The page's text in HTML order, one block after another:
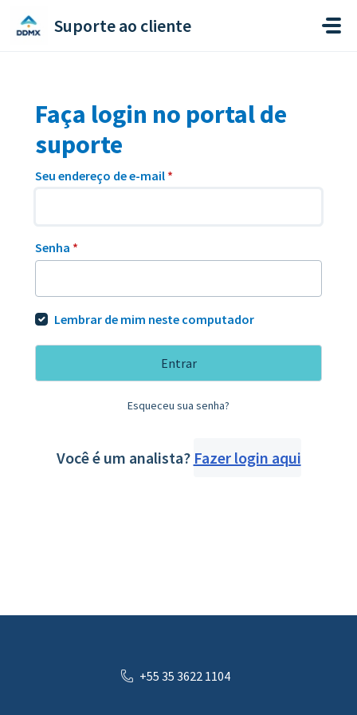
Suporte ao cliente
Faça login no portal de
suporte
Seu endereço de e-mail *
Senha *
Lembrar de mim neste computador
Entrar
Esqueceu sua senha?
Você é um analista? Fazer login aqui
+55 35 3622 1104